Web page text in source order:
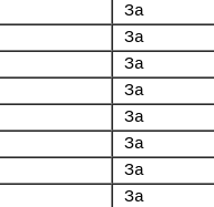
За
За
За
За
За
За
За
За